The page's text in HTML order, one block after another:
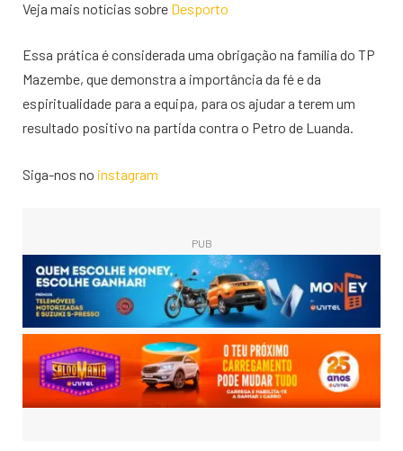
Veja mais notícias sobre Desporto
Essa prática é considerada uma obrigação na família do TP
Mazembe, que demonstra a importância da fé e da
espiritualidade para a equipa, para os ajudar a terem um
resultado positivo na partida contra o Petro de Luanda.
Siga-nos no instagram
PUB